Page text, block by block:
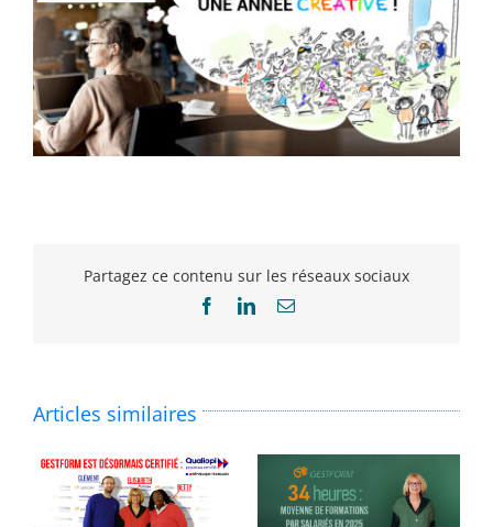
Partagez ce contenu sur les réseaux sociaux
FacebookLinkedInEmail
Articles similaires